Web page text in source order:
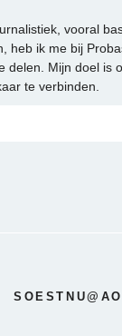
vooral
heb ik me bij
delen. Mijn doel is
te verbinden.